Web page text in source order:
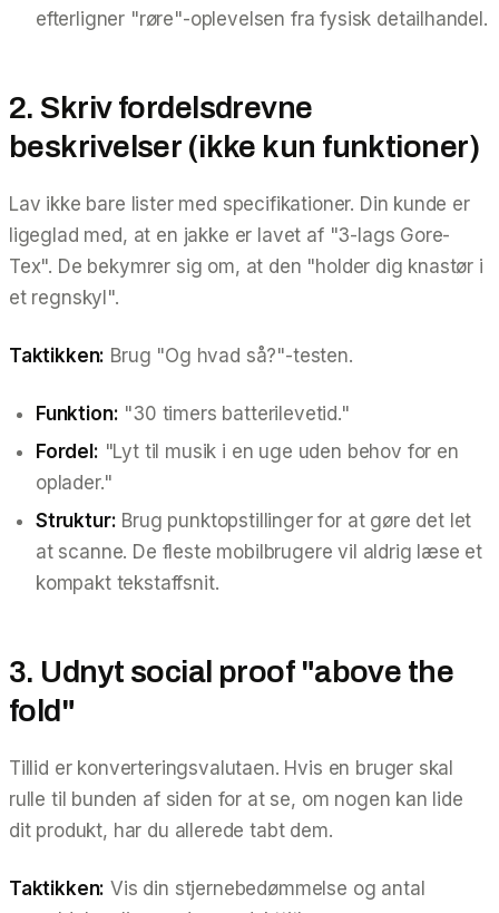
efterligner "røre"-oplevelsen fra fysisk detailhandel.
2. Skriv fordelsdrevne
beskrivelser (ikke kun funktioner)
Lav ikke bare lister med specifikationer. Din kunde er
ligeglad med, at en jakke er lavet af "3-lags Gore-
Tex". De bekymrer sig om, at den "holder dig knastør i
et regnskyl".
Taktikken: Brug "Og hvad så?"-testen.
Funktion: "30 timers batterilevetid."
Fordel: "Lyt til musik i en uge uden behov for en
oplader."
Struktur: Brug punktopstillinger for at gøre det let
at scanne. De fleste mobilbrugere vil aldrig læse et
kompakt tekstaffsnit.
3. Udnyt social proof "above the
fold"
Tillid er konverteringsvalutaen. Hvis en bruger skal
rulle til bunden af siden for at se, om nogen kan lide
dit produkt, har du allerede tabt dem.
Taktikken: Vis din stjernebedømmelse og antal